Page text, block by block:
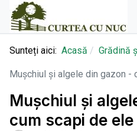
Sunteți aici: Acasă Grădină
Mușchiul și algele din gazon -
Mușchiul și
cum scapi de ele